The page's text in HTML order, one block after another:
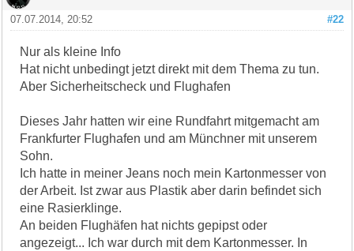
#22
07.07.2014, 20:52
Nur als kleine Info
Hat nicht unbedingt jetzt direkt mit dem Thema zu tun.
Aber Sicherheitscheck und Flughafen
Dieses Jahr hatten wir eine Rundfahrt mitgemacht am
Frankfurter Flughafen und am Münchner mit unserem
Sohn.
Ich hatte in meiner Jeans noch mein Kartonmesser von
der Arbeit. Ist zwar aus Plastik aber darin befindet sich
eine Rasierklinge.
An beiden Flughäfen hat nichts gepipst oder
angezeigt... Ich war durch mit dem Kartonmesser. In